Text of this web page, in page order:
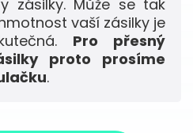
zásilky. Může se tak
vaší zásilky je
Pro přesný
proto prosíme
.